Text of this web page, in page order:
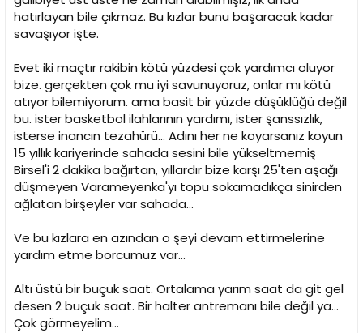
hatırlayan bile çıkmaz. Bu kızlar bunu başaracak kadar
savaşıyor işte.
Evet iki maçtır rakibin kötü yüzdesi çok yardımcı oluyor
bize. gerçekten çok mu iyi savunuyoruz, onlar mı kötü
atıyor bilemiyorum. ama basit bir yüzde düşüklüğü değil
bu. ister basketbol ilahlarının yardımı, ister şanssızlık,
isterse inancın tezahürü... Adını her ne koyarsanız koyun
15 yıllık kariyerinde sahada sesini bile yükseltmemiş
Birsel'i 2 dakika bağırtan, yıllardır bize karşı 25'ten aşağı
düşmeyen Varameyenka'yı topu sokamadıkça sinirden
ağlatan birşeyler var sahada...
Ve bu kızlara en azından o şeyi devam ettirmelerine
yardım etme borcumuz var...
Altı üstü bir buçuk saat. Ortalama yarım saat da git gel
desen 2 buçuk saat. Bir halter antremanı bile değil ya...
Çok görmeyelim...